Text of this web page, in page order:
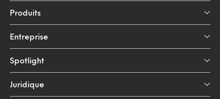
Produits
Entreprise
Spotlight
Juridique